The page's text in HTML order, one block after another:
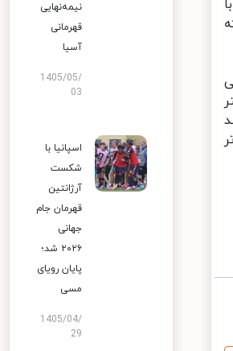
نیمه‌نهایی
قهرمانی
آسیا
1405/05/
03
اسپانیا با
شکست
آرژانتین
قهرمان جام
جهانی
۲۰۲۶ شد؛
پایان رویای
مسی
1405/04/
29